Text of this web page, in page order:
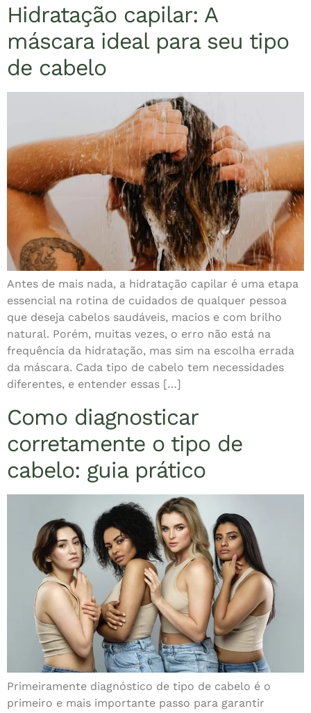
Hidratação capilar: A
máscara ideal para seu tipo
de cabelo
Antes de mais nada, a hidratação capilar é uma etapa
essencial na rotina de cuidados de qualquer pessoa
que deseja cabelos saudáveis, macios e com brilho
natural. Porém, muitas vezes, o erro não está na
frequência da hidratação, mas sim na escolha errada
da máscara. Cada tipo de cabelo tem necessidades
diferentes, e entender essas […]
Como diagnosticar
corretamente o tipo de
cabelo: guia prático
Primeiramente diagnóstico de tipo de cabelo é o
primeiro e mais importante passo para garantir